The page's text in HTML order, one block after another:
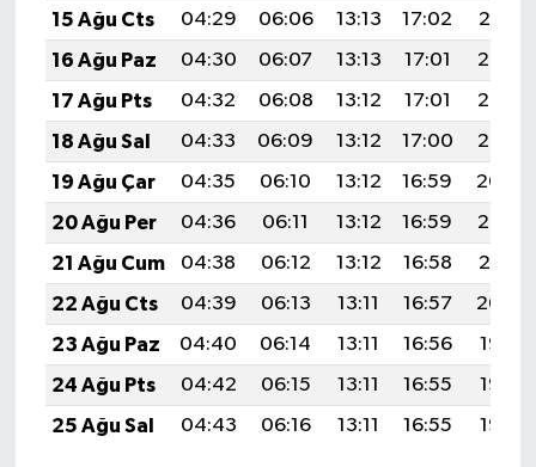
15 Ağu Cts
04:29 06:06 13:13 17:02
20:10
16 Ağu Paz
04:30 06:07 13:13 17:01
20:08
17 Ağu Pts
04:32 06:08 13:12 17:01
20:07
18 Ağu Sal
04:33 06:09 13:12 17:00
20:06
19 Ağu Çar
04:35 06:10 13:12 16:59
20:04
20 Ağu Per
04:36 06:11 13:12 16:59
20:03
21 Ağu Cum
04:38 06:12 13:12 16:58
20:01
22 Ağu Cts
04:39 06:13 13:11 16:57
20:00
23 Ağu Paz
04:40 06:14 13:11 16:56
19:58
24 Ağu Pts
04:42 06:15 13:11 16:55
19:57
25 Ağu Sal
04:43 06:16 13:11 16:55 19:55